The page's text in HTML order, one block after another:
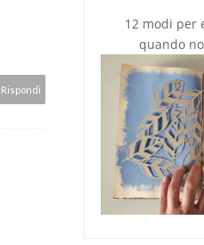
Rispondi
12 modi per
quando